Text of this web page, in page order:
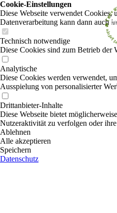
Cookie-Einstellungen
Diese Webseite verwendet Cookies,
Datenverarbeitung kann dann auch
Technisch notwendige
Diese Cookies sind zum Betrieb der
Analytische
Diese Cookies werden verwendet,
Ausspielung von personalisierter
Drittanbieter-Inhalte
Diese Webseite bietet
Nutzeraktivität zu verfolgen oder
Ablehnen
Alle akzeptieren
Speichern
Datenschutz